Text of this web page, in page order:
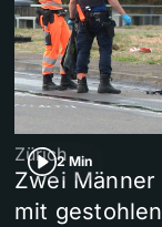
2 Min
Zürich
Zwei
mit